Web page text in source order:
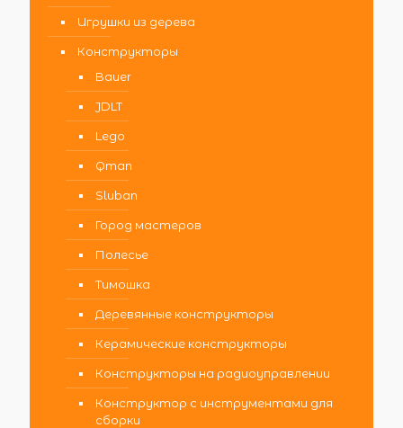
Игрушки из дерева
Конструкторы
Bauer
JDLT
Lego
Qman
Sluban
Город мастеров
Полесье
Тимошка
Деревянные конструкторы
Керамические конструкторы
Конструкторы на радиоуправлении
Конструктор с инструментами для
сборки